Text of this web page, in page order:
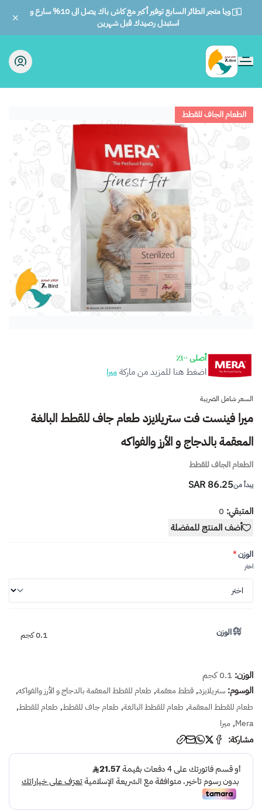
ويا متجر الطائر السابع توفير أكبر مع كاش باك يصل الى 10% سارع و
استبدل رصيدك قبل شهرين
الطائر السابع للحيوانات
الطعام الجاف للقطط
أصلى ١٠٠٪
اضغط هنا للمزيد من ماركةميرا
السعر شامل الضريبة
ميرا فينست فت ستريلايزد طعام جاف للقطط البالغة
المعقمة بالدجاج و الأرز والفواكه
الطعام الجاف للقطط
يبدأ من86.25 SAR
المتبقي: 0
أضف المنتج للمفضلة
الوزن*
اختر
الوزن 0.1 كجم
الوزن: 0.1 كجم
الوسوم: ستريلايزد, قطط معقمة, طعام للقطط المعقمة بالدجاج و الأرز والفواكه,
طعام للقطط المعقمة, طعام للقطط البالغة, طعام جاف للقطط, طعام للقطط,
Mera
, ميرا
مشاركة: